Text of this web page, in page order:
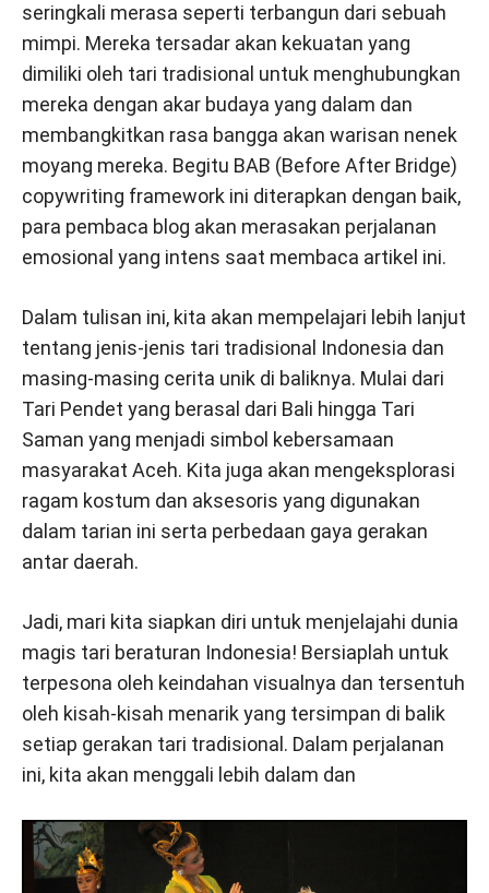
seringkali merasa seperti terbangun dari sebuah
mimpi. Mereka tersadar akan kekuatan yang
dimiliki oleh tari tradisional untuk menghubungkan
mereka dengan akar budaya yang dalam dan
membangkitkan rasa bangga akan warisan nenek
moyang mereka. Begitu BAB (Before After Bridge)
copywriting framework ini diterapkan dengan baik,
para pembaca blog akan merasakan perjalanan
emosional yang intens saat membaca artikel ini.
Dalam tulisan ini, kita akan mempelajari lebih lanjut
tentang jenis-jenis tari tradisional Indonesia dan
masing-masing cerita unik di baliknya. Mulai dari
Tari Pendet yang berasal dari Bali hingga Tari
Saman yang menjadi simbol kebersamaan
masyarakat Aceh. Kita juga akan mengeksplorasi
ragam kostum dan aksesoris yang digunakan
dalam tarian ini serta perbedaan gaya gerakan
antar daerah.
Jadi, mari kita siapkan diri untuk menjelajahi dunia
magis tari beraturan Indonesia! Bersiaplah untuk
terpesona oleh keindahan visualnya dan tersentuh
oleh kisah-kisah menarik yang tersimpan di balik
setiap gerakan tari tradisional. Dalam perjalanan
ini, kita akan menggali lebih dalam dan